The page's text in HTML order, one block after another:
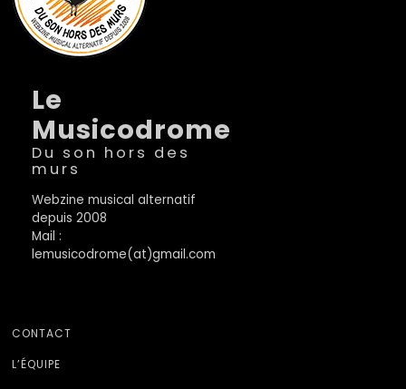
Le
Musicodrome
Du son hors des
murs
Webzine musical alternatif
depuis 2008
Mail :
lemusicodrome(at)gmail.com
CONTACT
L’ÉQUIPE